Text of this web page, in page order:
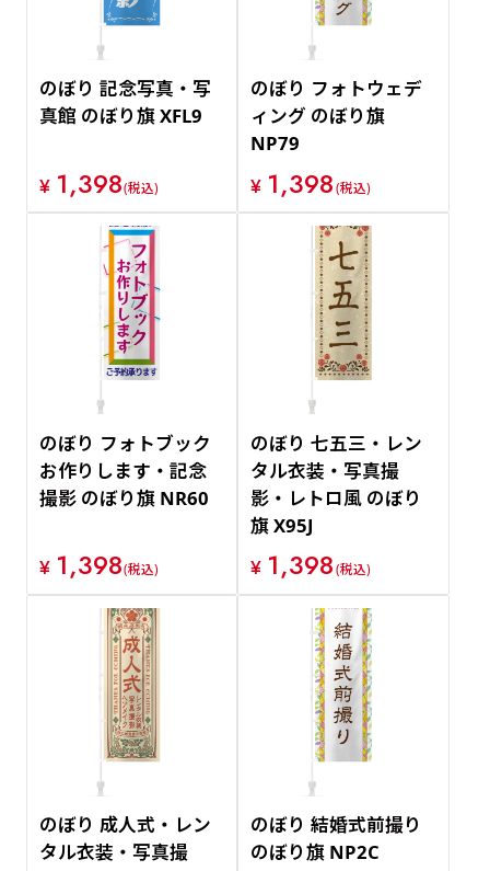
のぼり 記念写真・写
真館 のぼり旗 XFL9
¥ 1,398(税込)
のぼり フォトウェデ
ィング のぼり旗
NP79
¥ 1,398(税込)
のぼり フォトブック
お作りします・記念
撮影 のぼり旗 NR60
¥ 1,398(税込)
のぼり 七五三・レン
タル衣装・写真撮
影・レトロ風 のぼり
旗 X95J
¥ 1,398(税込)
のぼり 成人式・レン
タル衣装・写真撮
のぼり 結婚式前撮り
のぼり旗 NP2C